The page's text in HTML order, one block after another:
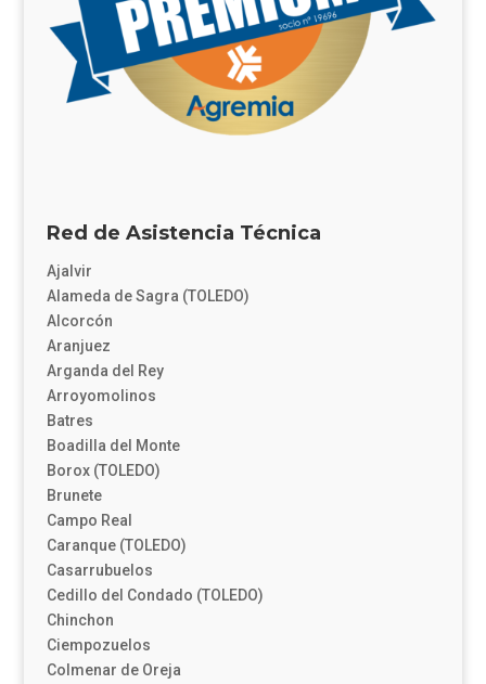
Red de Asistencia Técnica
Ajalvir
Alameda de Sagra (TOLEDO)
Alcorcón
Aranjuez
Arganda del Rey
Arroyomolinos
Batres
Boadilla del Monte
Borox (TOLEDO)
Brunete
Campo Real
Caranque (TOLEDO)
Casarrubuelos
Cedillo del Condado (TOLEDO)
Chinchon
Ciempozuelos
Colmenar de Oreja